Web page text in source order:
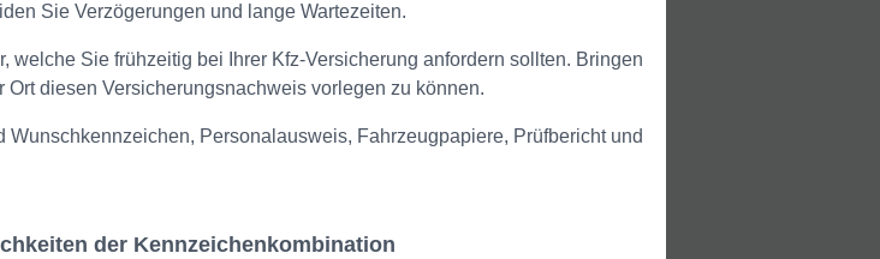
Sie Verzögerungen und lange Wartezeiten.
welche Sie frühzeitig bei Ihrer Kfz-Versicherung anfordern sollten. Bringen
diesen Versicherungsnachweis vorlegen zu können.
Personalausweis, Fahrzeugpapiere, Prüfbericht und
der Kennzeichenkombination